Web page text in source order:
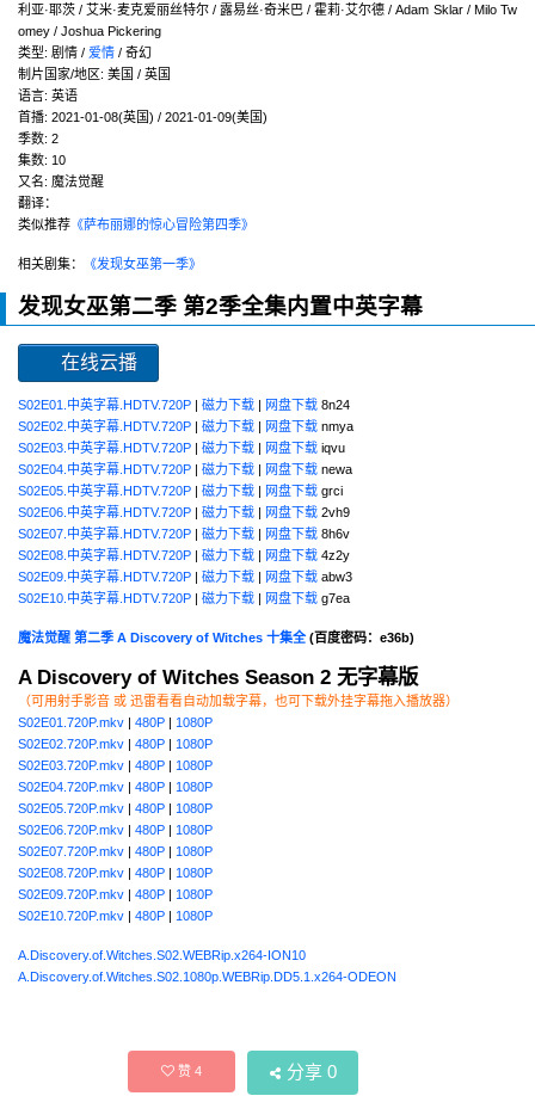
利亚·耶茨 / 艾米·麦克爱丽丝特尔 / 露易丝·奇米巴 / 霍莉·艾尔德 / Adam Sklar / Milo Tw
omey / Joshua Pickering
类型: 剧情 / 爱情 / 奇幻
制片国家/地区: 美国 / 英国
语言: 英语
首播: 2021-01-08(英国) / 2021-01-09(美国)
季数: 2
集数: 10
又名: 魔法觉醒
翻译：
类似推荐 《萨布丽娜的惊心冒险第四季》
相关剧集： 《发现女巫第一季》
发现女巫第二季 第2季全集内置中英字幕
在线云播
S02E01.中英字幕.HDTV.720P | 磁力下载 | 网盘下载 8n24
S02E02.中英字幕.HDTV.720P | 磁力下载 | 网盘下载 nmya
S02E03.中英字幕.HDTV.720P | 磁力下载 | 网盘下载 iqvu
S02E04.中英字幕.HDTV.720P | 磁力下载 | 网盘下载 newa
S02E05.中英字幕.HDTV.720P | 磁力下载 | 网盘下载 grci
S02E06.中英字幕.HDTV.720P | 磁力下载 | 网盘下载 2vh9
S02E07.中英字幕.HDTV.720P | 磁力下载 | 网盘下载 8h6v
S02E08.中英字幕.HDTV.720P | 磁力下载 | 网盘下载 4z2y
S02E09.中英字幕.HDTV.720P | 磁力下载 | 网盘下载 abw3
S02E10.中英字幕.HDTV.720P | 磁力下载 | 网盘下载 g7ea
魔法觉醒 第二季 A Discovery of Witches 十集全(百度密码：e36b)
A Discovery of Witches Season 2 无字幕版
（可用射手影音 或 迅雷看看自动加载字幕，也可下载外挂字幕拖入播放器）
S02E01.720P.mkv | 480P | 1080P
S02E02.720P.mkv | 480P | 1080P
S02E03.720P.mkv | 480P | 1080P
S02E04.720P.mkv | 480P | 1080P
S02E05.720P.mkv | 480P | 1080P
S02E06.720P.mkv | 480P | 1080P
S02E07.720P.mkv | 480P | 1080P
S02E08.720P.mkv | 480P | 1080P
S02E09.720P.mkv | 480P | 1080P
S02E10.720P.mkv | 480P | 1080P
A.Discovery.of.Witches.S02.WEBRip.x264-ION10
A.Discovery.of.Witches.S02.1080p.WEBRip.DD5.1.x264-ODEON
赞4 分享 0